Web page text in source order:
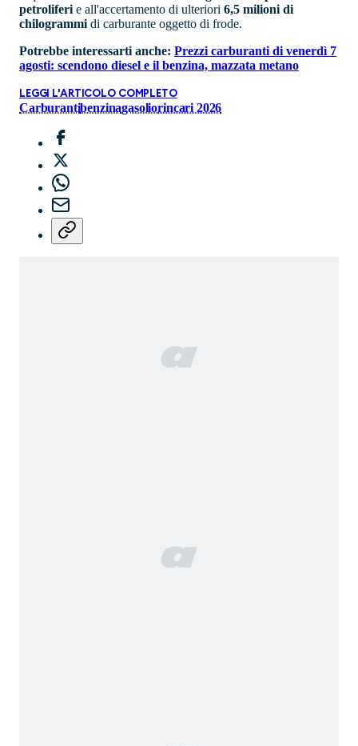
petroliferi e all'accertamento di ulteriori 6,5 milioni di
chilogrammi di carburante oggetto di frode.
Potrebbe interessarti anche: Prezzi carburanti di venerdì 7
agosti: scendono diesel e il benzina, mazzata metano
LEGGI L'ARTICOLO COMPLETO
Carburantibenzinagasoliorincari 2026